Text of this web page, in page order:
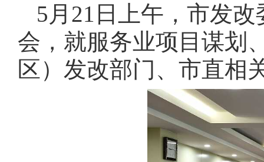
5月21日上午，市发
会，就服务业项目谋划
区）发改部门、市直相